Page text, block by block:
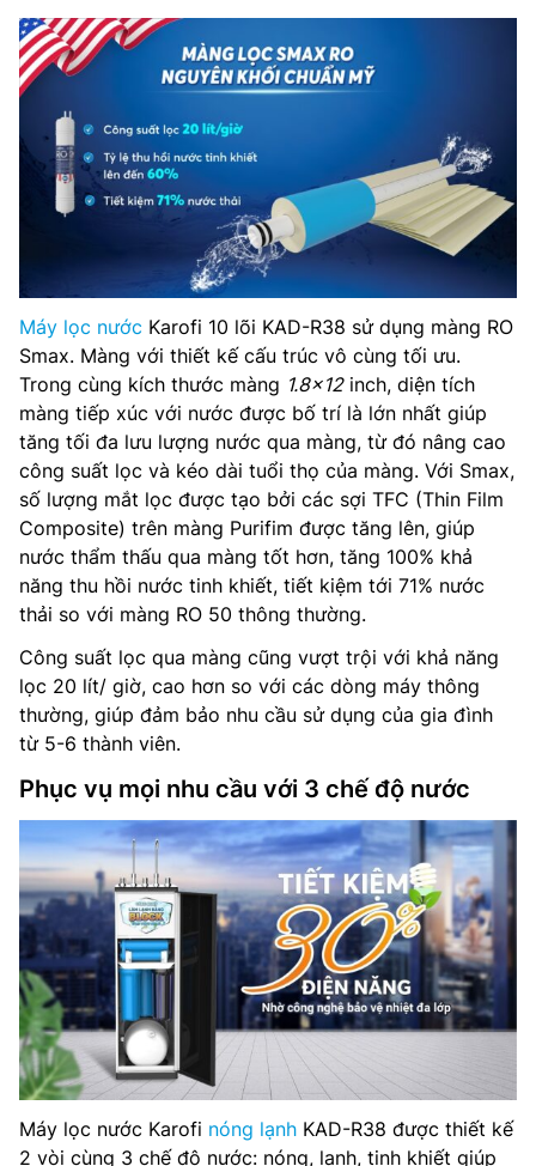
Máy lọc nước Karofi 10 lõi KAD-R38 sử dụng màng RO
Smax. Màng với thiết kế cấu trúc vô cùng tối ưu.
Trong cùng kích thước màng 1.8×12inch, diện tích
màng tiếp xúc với nước được bố trí là lớn nhất giúp
tăng tối đa lưu lượng nước qua màng, từ đó nâng cao
công suất lọc và kéo dài tuổi thọ của màng. Với Smax,
số lượng mắt lọc được tạo bởi các sợi TFC (Thin Film
Composite) trên màng Purifim được tăng lên, giúp
nước thẩm thấu qua màng tốt hơn, tăng 100% khả
năng thu hồi nước tinh khiết, tiết kiệm tới 71% nước
thải so với màng RO 50 thông thường.
Công suất lọc qua màng cũng vượt trội với khả năng
lọc 20 lít/ giờ, cao hơn so với các dòng máy thông
thường, giúp đảm bảo nhu cầu sử dụng của gia đình
từ 5-6 thành viên.
Phục vụ mọi nhu cầu với 3 chế độ nước
Máy lọc nước Karofi nóng lạnh KAD-R38 được thiết kế
2 vòi cùng 3 chế độ nước: nóng, lạnh, tinh khiết giúp